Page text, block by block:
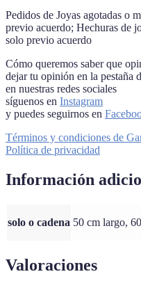
Pedidos de Joyas agotadas o
previo acuerdo; Hechuras de
solo previo acuerdo
Cómo queremos saber que
dejar tu opinión en la pestaña
en nuestras redes sociales
síguenos en Instagram
y puedes seguirnos en
Términos y condiciones de
Política de privacidad
Información
solo o cadena 50 cm largo,
Valoraciones